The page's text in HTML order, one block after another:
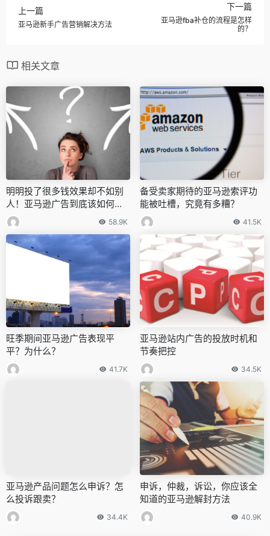
上一篇
亚马逊新手广告营销解决方法
下一篇
亚马逊fba补仓的流程是怎样
的？
相关文章
明明投了很多钱效果却不如别
人！亚马逊广告到底该如何优
化，看这篇
58.9K
备受卖家期待的亚马逊索评功
能被吐槽，究竟有多糟？
41.5K
旺季期间亚马逊广告表现平
平？为什么？
41.7K
亚马逊站内广告的投放时机和
节奏把控
34.5K
亚马逊产品问题怎么申诉？怎
么投诉跟卖？
34.4K
申诉，仲裁，诉讼，你应该全
知道的亚马逊解封方法
40.9K